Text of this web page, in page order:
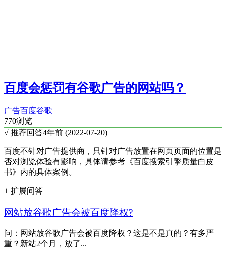
百度会惩罚有谷歌广告的网站吗？
广告百度谷歌
770浏览
√ 推荐回答4年前 (2022-07-20)
百度不针对广告提供商，只针对广告放置在网页页面的位置是
否对浏览体验有影响，具体请参考《百度搜索引擎质量白皮
书》内的具体案例。
+ 扩展问答
网站放谷歌广告会被百度降权?
问：网站放谷歌广告会被百度降权？这是不是真的？有多严
重？新站2个月，放了...